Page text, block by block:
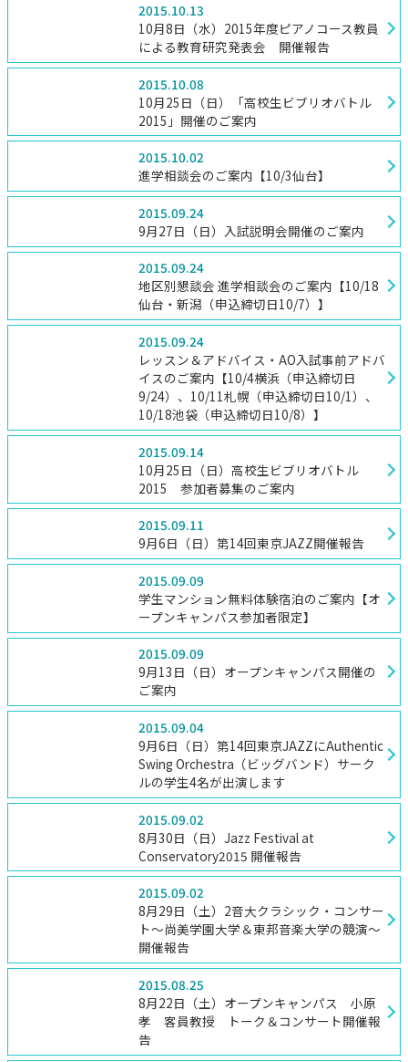
2015.10.13
10月8日（水）2015年度ピアノコース教員
による教育研究発表会 開催報告
2015.10.08
10月25日（日）「高校生ビブリオバトル
2015」開催のご案内
2015.10.02
進学相談会のご案内【10/3仙台】
2015.09.24
9月27日（日）入試説明会開催のご案内
2015.09.24
地区別懇談会 進学相談会のご案内【10/18
仙台・新潟（申込締切日10/7）】
2015.09.24
レッスン＆アドバイス・AO入試事前アドバ
イスのご案内【10/4横浜（申込締切日
9/24）、10/11札幌（申込締切日10/1）、
10/18池袋（申込締切日10/8）】
2015.09.14
10月25日（日）高校生ビブリオバトル
2015 参加者募集のご案内
2015.09.11
9月6日（日）第14回東京JAZZ開催報告
2015.09.09
学生マンション無料体験宿泊のご案内【オ
ープンキャンパス参加者限定】
2015.09.09
9月13日（日）オープンキャンパス開催の
ご案内
2015.09.04
9月6日（日）第14回東京JAZZにAuthentic
Swing Orchestra（ビッグバンド）サーク
ルの学生4名が出演します
2015.09.02
8月30日（日）Jazz Festival at
Conservatory2015 開催報告
2015.09.02
8月29日（土）2音大クラシック・コンサー
ト～尚美学園大学＆東邦音楽大学の競演～
開催報告
2015.08.25
8月22日（土）オープンキャンパス 小原
孝 客員教授 トーク＆コンサート開催報
告